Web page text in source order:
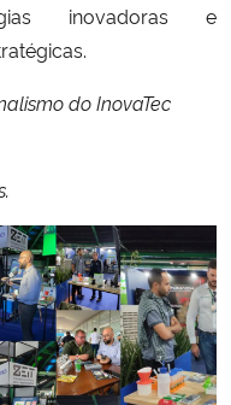
inovadoras e
do InovaTec